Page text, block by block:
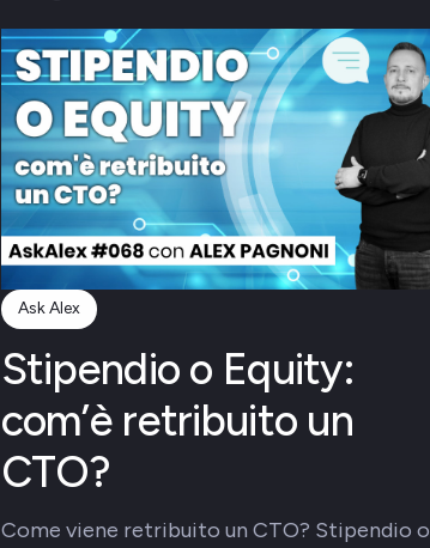
Ask Alex
Stipendio o Equity:
com’è retribuito un
CTO?
Come viene retribuito un CTO? Stipendio o